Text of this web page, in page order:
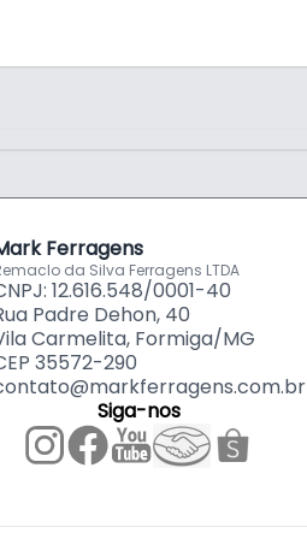
mm)
Ferragens
da Silva Ferragens LTDA
12.616.548/0001-40
Padre Dehon, 40
Carmelita, Formiga/MG
35572-290
Siga-nos